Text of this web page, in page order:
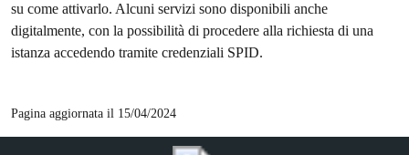
su come attivarlo. Alcuni servizi sono disponibili anche
digitalmente, con la possibilità di procedere alla richiesta di una
istanza accedendo tramite credenziali SPID.
Pagina aggiornata il 15/04/2024